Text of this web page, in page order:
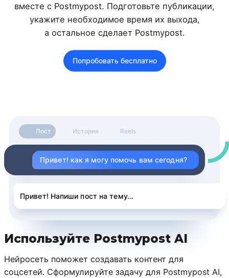
вместе с Postmypost. Подготовьте публикации,
укажите необходимое время их выхода,
а остальное сделает Postmypost.
Попробовать бесплатно
Пост История Reels
Привет! как я могу помочь вам сегодня?
Привет! Напиши пост на тему…
Используйте Postmypost AI
Нейросеть поможет создавать контент для
соцсетей. Сформулируйте задачу для Postmypost AI,